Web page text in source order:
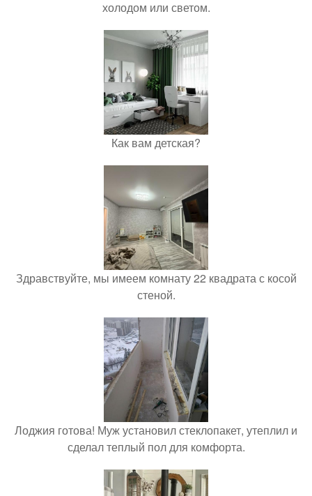
холодом или светом.
Как вам детская?
Здравствуйте, мы имеем комнату 22 квадрата с косой
стеной.
Лоджия готова! Муж установил стеклопакет, утеплил и
сделал теплый пол для комфорта.